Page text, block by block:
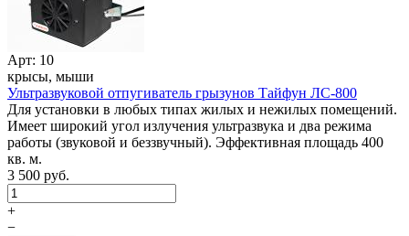
Арт: 10
крысы, мыши
Ультразвуковой отпугиватель грызунов Тайфун ЛС-800
Для установки в любых типах жилых и нежилых помещений.
Имеет широкий угол излучения ультразвука и два режима
работы (звуковой и беззвучный). Эффективная площадь 400
кв. м.
3 500 руб.
+
−